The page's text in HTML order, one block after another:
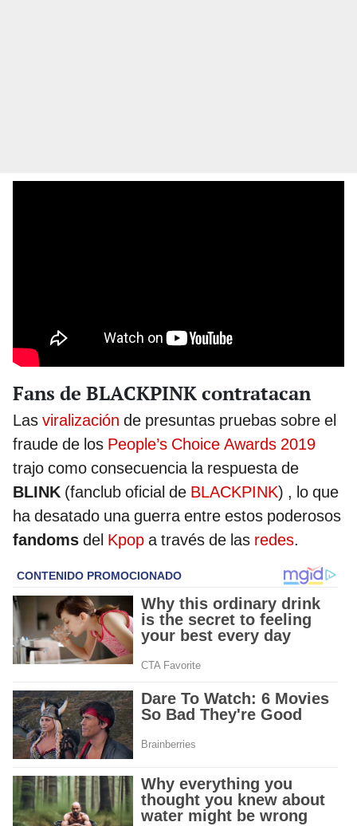
Fans de BLACKPINK contratacan
Las viralización de presuntas pruebas sobre el
fraude de los People’s Choice Awards 2019
trajo como consecuencia la respuesta de
BLINK (fanclub oficial de BLACKPINK) , lo que
ha desatado una guerra entre estos poderosos
fandoms del Kpop a través de las redes.